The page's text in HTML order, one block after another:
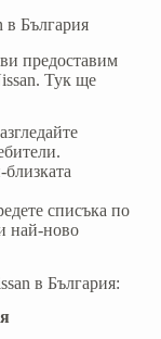
в България
предоставим
Тук ще
списъка по
най-ново
в България: